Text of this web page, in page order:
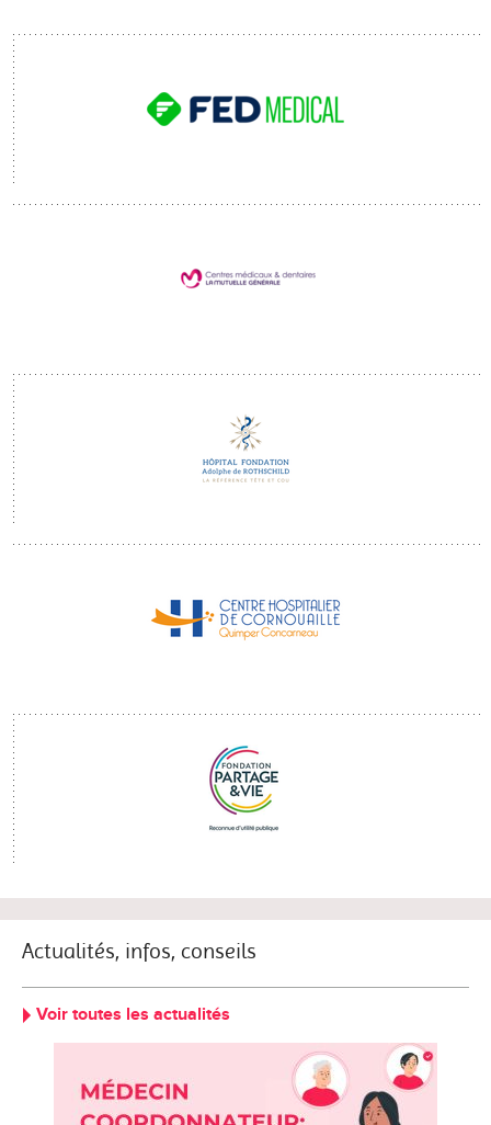
Actualités, infos, conseils
Voir toutes les actualités